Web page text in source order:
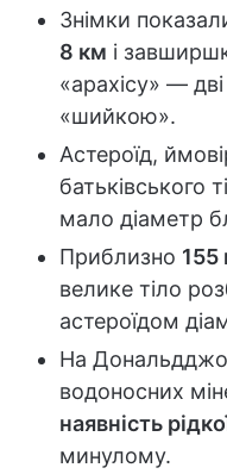
Знімки
8 км і
«арахісу» —
«шийкою».
Астероїд,
батьківського
мало діаметр
Приблизно 155
велике тіло
астероїдом
На
водоносних
наявність
минулому.